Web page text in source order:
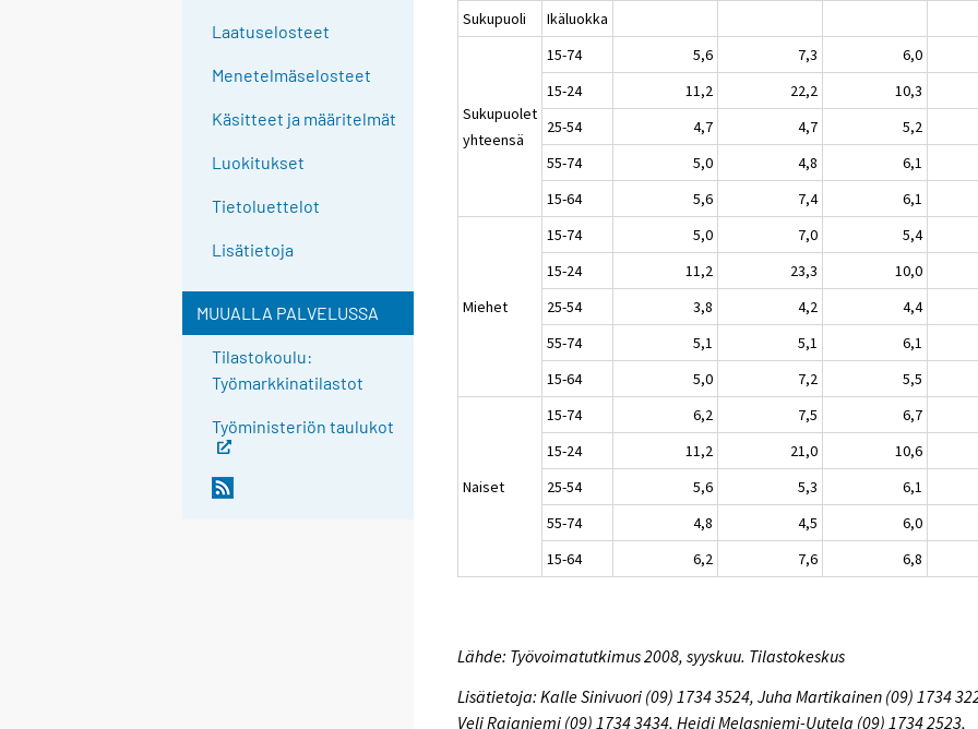
Laatuselosteet
Menetelmäselosteet
Käsitteet ja määritelmät
Luokitukset
Tietoluettelot
Lisätietoja
MUUALLA PALVELUSSA
Tilastokoulu:
Työmarkkinatilastot
Työministeriön taulukot
Sukupuoli
Ikäluokka
Sukupuolet
yhteensä
15-74 5,6 7,3 6,0
15-24
11,2 22,2 10,3
25-54
4,7 4,7 5,2
55-74
5,0 4,8 6,1
15-64
5,6 7,4 6,1
Miehet
15-74 5,0 7,0 5,4
15-24
11,2 23,3 10,0
25-54
3,8 4,2 4,4
55-74
5,1 5,1 6,1
15-64
5,0 7,2 5,5
Naiset
15-74 6,2 7,5 6,7
15-24
11,2 21,0 10,6
25-54
5,6 5,3 6,1
55-74
4,8 4,5 6,0
15-64
6,2 7,6 6,8
Lähde: Työvoimatutkimus 2008, syyskuu. Tilastokeskus
Lisätietoja: Kalle Sinivuori (09) 1734 3524, Juha Martikainen (09) 1734
Veli Rajaniemi (09) 1734 3434, Heidi Melasniemi-Uutela (09) 1734 2523,